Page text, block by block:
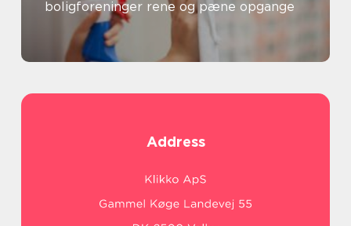
boligforeninger rene og pæne opgange
Address